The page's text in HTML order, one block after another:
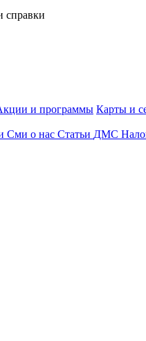
справки
и программы Карты и
Сми о нас Статьи ДМС